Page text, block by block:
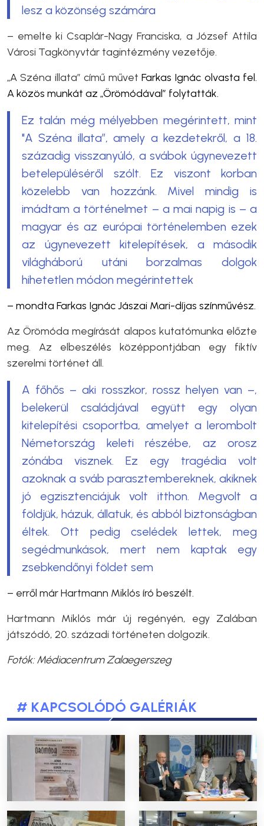
lesz a közönség számára
– emelte ki Csaplár-Nagy Franciska, a József Attila
Városi Tagkönyvtár tagintézmény vezetője.
„A Széna illata” című művet Farkas Ignác olvasta fel.
A közös munkát az „Örömódával” folytatták.
Ez talán még mélyebben megérintett, mint
"A Széna illata”, amely a kezdetekről, a 18.
századig visszanyúló, a svábok úgynevezett
betelepüléséről szólt. Ez viszont korban
közelebb van hozzánk. Mivel mindig is
imádtam a történelmet – a mai napig is – a
magyar és az európai történelemben ezek
az úgynevezett kitelepítések, a második
világháború utáni borzalmas dolgok
hihetetlen módon megérintettek
– mondta Farkas Ignác Jászai Mari-díjas színművész.
Az Örömóda megírását alapos kutatómunka előzte
meg. Az elbeszélés középpontjában egy fiktív
szerelmi történet áll.
A főhős – aki rosszkor, rossz helyen van –,
belekerül családjával együtt egy olyan
kitelepítési csoportba, amelyet a lerombolt
Németország keleti részébe, az orosz
zónába visznek. Ez egy tragédia volt
azoknak a sváb parasztembereknek, akiknek
jó egzisztenciájuk volt itthon. Megvolt a
földjük, házuk, állatuk, és abból biztonságban
éltek. Ott pedig cselédek lettek, meg
segédmunkások, mert nem kaptak egy
zsebkendőnyi földet sem
– erről már Hartmann Miklós író beszélt.
Hartmann Miklós már új regényén, egy Zalában
játszódó, 20. századi történeten dolgozik.
Fotók: Médiacentrum Zalaegerszeg
# KAPCSOLÓDÓ GALÉRIÁK